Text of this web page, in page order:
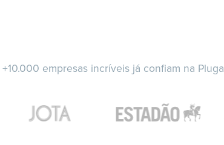
+10.000 empresas incríveis já confiam na Pluga